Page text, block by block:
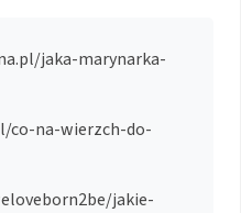
jaka-marynarka-
co-na-wierzch-do-
jakie-